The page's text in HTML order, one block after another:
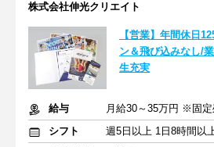
株式会社伸光クリエイト
【営業】年間休日
ン＆飛び込みなし/
生充実
給与
シフト
週5日以上 1日8時間以